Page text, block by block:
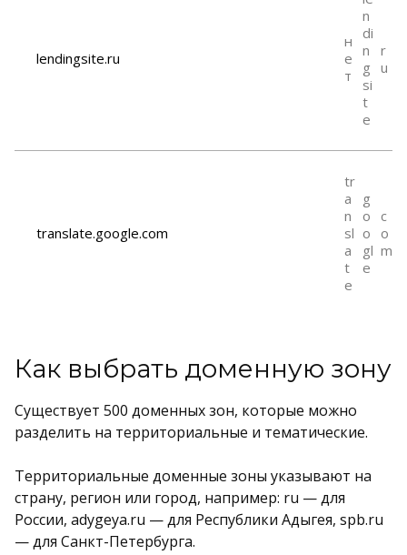
lendingsite.ru
н
е
т
n
di
n
g
si
t
e
r
u
translate.google.com
tr
a
n
sl
a
t
e
g
o
o
gl
e
c
o
m
Как выбрать доменную зону
Существует 500 доменных зон, которые можно
разделить на территориальные и тематические.
Территориальные доменные зоны указывают на
страну, регион или город, например: ru — для
России, adygeya.ru — для Республики Адыгея, spb.ru
— для Санкт-Петербурга.